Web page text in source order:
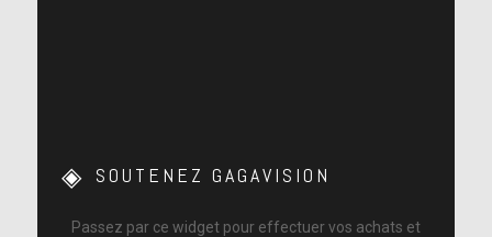
SOUTENEZ GAGAVISION
Passez par ce widget pour effectuer vos achats et